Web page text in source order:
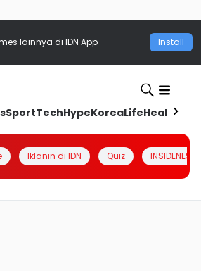
lainnya di IDN App Install
SportTechHypeKoreaLifeHealth
Iklanin di IDN Quiz INSIDENESIA